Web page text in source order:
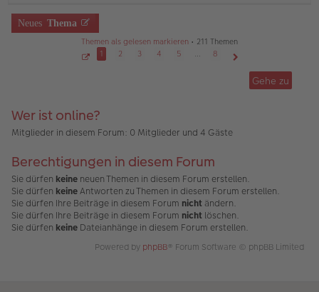
ei
tr
es
e
n
u
n
ei
a
Neues Thema
Themen als gelesen markieren • 211 Themen
v
o
n
8
1 2 3 4 5 …
8
Gehe zu
Wer ist online?
Mitglieder in diesem Forum: 0 Mitglieder und 4 Gäste
Berechtigungen in diesem Forum
Sie dürfen keine neuen Themen in diesem Forum erstellen.
Sie dürfen keineAntworten zu Themen in diesem Forum erstellen.
Sie dürfen Ihre Beiträge in diesem Forum nicht ändern.
Sie dürfen Ihre Beiträge in diesem Forum nicht löschen.
Sie dürfen keine Dateianhänge in diesem Forum erstellen.
Powered by phpBB® Forum Software © phpBB Limited